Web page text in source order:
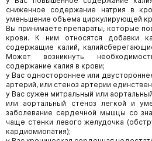
сниженное содержание натрия в
уменьшение объема циркулирующей
Вы принимаете препараты, которые
крови. К ним относятся добавки
содержащие калий,
Может возникнуть
содержание калия в крови;
у Вас одностороннее или
артерий, или стеноз артерии
у Вас сужен митральный или
или аортальный стеноз легкой и
заболевание сердечной мышцы со
чаще стенки левого желудочка
кардиомиопатия);